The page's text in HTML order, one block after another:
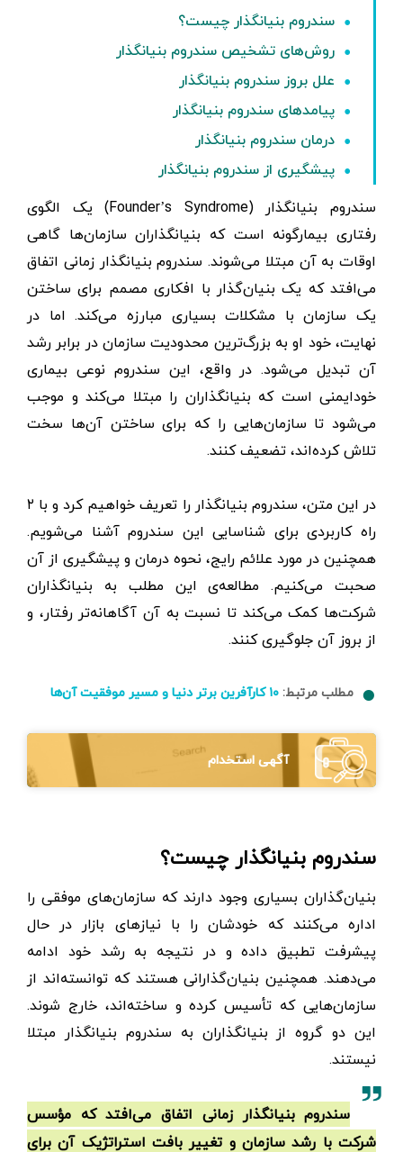
سندروم بنیانگذار چیست؟
روش‌های تشخیص سندروم بنیانگذار
علل بروز سندروم بنیانگذار
پیامدهای سندروم بنیانگذار
درمان سندروم بنیانگذار
پیشگیری از سندروم بنیانگذار
سندروم بنیانگذار (Founder’s Syndrome) یک الگوی
رفتاری بیمارگونه است که بنیانگذاران سازمان‌ها گاهی
اوقات به آن مبتلا می‌شوند. سندروم بنیانگذار زمانی اتفاق
می‌افتد که یک بنیان‌گذار با افکاری مصمم برای ساختن
یک سازمان با مشکلات بسیاری مبارزه می‌کند. اما در
نهایت، خود او به بزرگ‌ترین محدودیت سازمان در برابر رشد
آن تبدیل می‌شود. در واقع، این سندروم نوعی بیماری
خودایمنی است که بنیانگذاران را مبتلا می‌کند و موجب
می‌شود تا سازمان‌هایی را که برای ساختن آن‌ها سخت
تلاش کرده‌‌اند، تضعیف کنند.
در این متن، سندروم بنیانگذار را تعریف خواهیم کرد و با ۲
راه کاربردی برای شناسایی این سندروم آشنا می‌شویم.
همچنین در مورد علائم رایج، نحوه درمان و پیشگیری از آن
صحبت می‌کنیم. مطالعه‌ی این مطلب به بنیانگذاران
شرکت‌ها کمک می‌کند تا نسبت به آن آگاهانه‌تر رفتار، و
از بروز آن جلوگیری کنند.
مطلب مرتبط: ۱۰ کارآفرین برتر دنیا و مسیر موفقیت آن‌ها
آگهی استخدام
سندروم بنیانگذار چیست؟
بنیان‌گذاران بسیاری وجود دارند که سازمان‌های موفقی را
اداره می‌کنند که خودشان را با نیازهای بازار در حال
پیشرفت تطبیق داده و در نتیجه به رشد خود ادامه
می‌دهند. همچنین بنیان‌گذارانی هستند که توانسته‌اند از
سازمان‌هایی که تأسیس کرده و ساخته‌اند، خارج شوند.
این دو گروه از بنیانگذاران به سندروم بنیانگذار مبتلا
نیستند.
سندروم بنیانگذار زمانی اتفاق می‌افتد که مؤسس
شرکت با رشد سازمان و تغییر بافت استراتژیک آن برای